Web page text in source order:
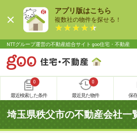
アプリ版はこちら
複数社の物件を探せる！
NTTグループ運営の不動産総合サイト goo住宅・不動産
0
最近検索した条件
0
最近見た物件 保
埼玉県秩父市の不動産会社一